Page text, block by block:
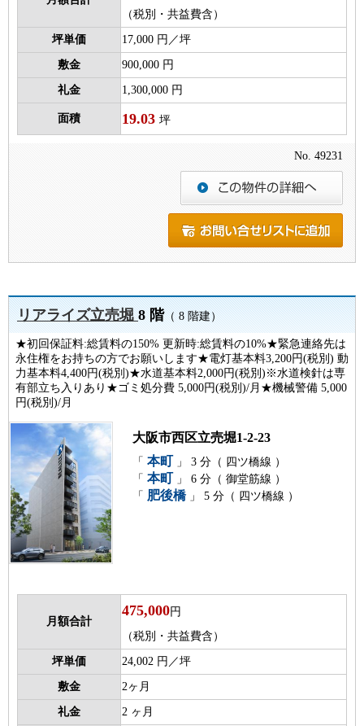
（税別・共益費含）
坪単価 17,000 円／坪
敷金 900,000 円
礼金 1,300,000 円
面積 19.03 坪
No. 49231
リアライズ立売堀8 階（ 8 階建）
★初回保証料:総賃料の150% 更新時:総賃料の10%★緊急連絡先は
永住権をお持ちの方でお願いします★電灯基本料3,200円(税別) 動
力基本料4,400円(税別)★水道基本料2,000円(税別)※水道検針は専
有部立ち入りあり★ゴミ処分費 5,000円(税別)/月★機械警備 5,000
円(税別)/月
大阪市西区立売堀1-2-23
「 本町 」 3 分（ 四ツ橋線 ）
「 本町 」 6 分（ 御堂筋線 ）
「
肥後橋 」 5 分（ 四ツ橋線 ）
月額合計
475,000円
（税別・共益費含）
坪単価 24,002 円／坪
敷金 2ヶ月
礼金 2 ヶ月